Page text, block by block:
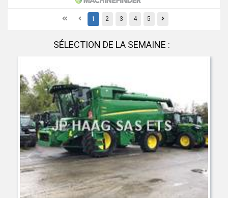
FirstPrevious
1 2 3 4 5 Previous
SÉLECTION DE LA SEMAINE :